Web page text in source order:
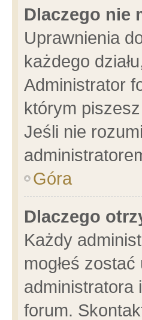
Dlaczego nie
Uprawnienia
każdego
Administrator
którym
Jeśli nie
Góra
Dlaczego
Każdy
mogłeś
administratora
forum.